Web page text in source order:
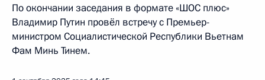
По окончании заседания в формате «ШОС плюс»
Владимир Путин провёл встречу с Премьер-
министром Социалистической Республики Вьетнам
Фам Минь Тинем.